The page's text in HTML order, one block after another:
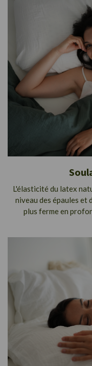
L'élasticité du latex
niveau des épaules et
plus ferme en